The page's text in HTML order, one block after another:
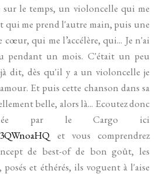
sur le temps, un violoncelle qui me
qui me prend l'autre main, puis une
qui me l’accélère, qui... Je n'ai
pendant un mois. C'était un peu
dit, dès qu'il y a un violoncelle je
Et puis cette chanson dans sa
belle, alors là... Ecoutez donc
par le Cargo ici
et vous comprendrez
de best-of de bon goût, les
posés et éthérés, ils voguent à l'aise